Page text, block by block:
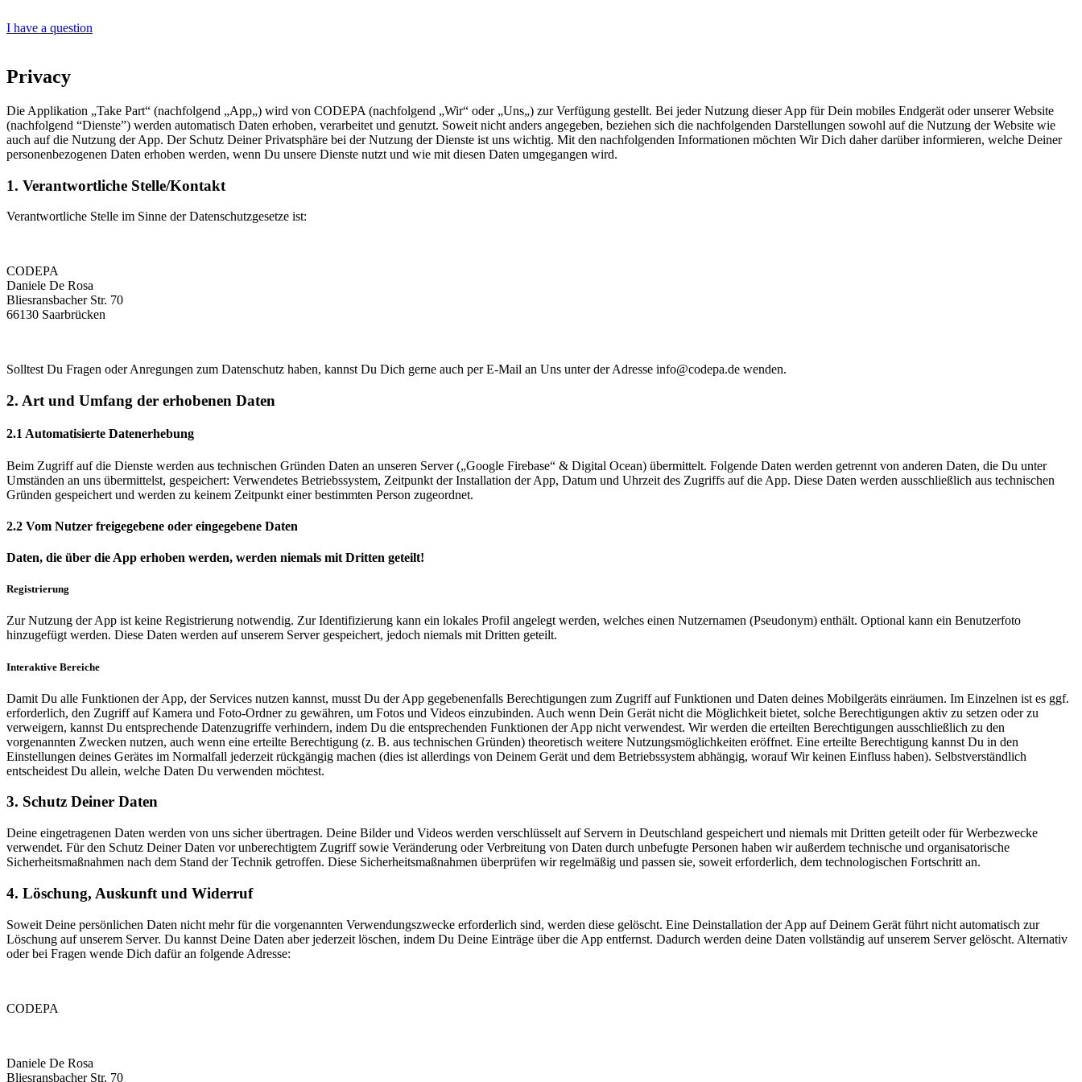
I have a question
Privacy
Die Applikation „Take Part“ (nachfolgend „App„) wird von CODEPA (nachfolgend „Wir“ oder „Uns„) zur Verfügung gestellt. Bei jeder Nutzung dieser App für Dein mobiles Endgerät oder unserer Website
(nachfolgend “Dienste”) werden automatisch Daten erhoben, verarbeitet und genutzt. Soweit nicht anders angegeben, beziehen sich die nachfolgenden Darstellungen sowohl auf die Nutzung der Website wie
auch auf die Nutzung der App. Der Schutz Deiner Privatsphäre bei der Nutzung der Dienste ist uns wichtig. Mit den nachfolgenden Informationen möchten Wir Dich daher darüber informieren, welche Deiner
personenbezogenen Daten erhoben werden, wenn Du unsere Dienste nutzt und wie mit diesen Daten umgegangen wird.
1. Verantwortliche Stelle/Kontakt
Verantwortliche Stelle im Sinne der Datenschutzgesetze ist:
CODEPA
Daniele De Rosa
Bliesransbacher Str. 70
66130 Saarbrücken
Solltest Du Fragen oder Anregungen zum Datenschutz haben, kannst Du Dich gerne auch per E-Mail an Uns unter der Adresse info@codepa.de wenden.
2. Art und Umfang der erhobenen Daten
2.1 Automatisierte Datenerhebung
Beim Zugriff auf die Dienste werden aus technischen Gründen Daten an unseren Server („Google Firebase“ & Digital Ocean) übermittelt. Folgende Daten werden getrennt von anderen Daten, die Du unter
Umständen an uns übermittelst, gespeichert: Verwendetes Betriebssystem, Zeitpunkt der Installation der App, Datum und Uhrzeit des Zugriffs auf die App. Diese Daten werden ausschließlich aus technischen
Gründen gespeichert und werden zu keinem Zeitpunkt einer bestimmten Person zugeordnet.
2.2 Vom Nutzer freigegebene oder eingegebene Daten
Daten, die über die App erhoben werden, werden niemals mit Dritten geteilt!
Registrierung
Zur Nutzung der App ist keine Registrierung notwendig. Zur Identifizierung kann ein lokales Profil angelegt werden, welches einen Nutzernamen (Pseudonym) enthält. Optional kann ein Benutzerfoto
hinzugefügt werden. Diese Daten werden auf unserem Server gespeichert, jedoch niemals mit Dritten geteilt.
Interaktive Bereiche
Damit Du alle Funktionen der App, der Services nutzen kannst, musst Du der App gegebenenfalls Berechtigungen zum Zugriff auf Funktionen und Daten deines Mobilgeräts einräumen. Im Einzelnen ist es ggf.
erforderlich, den Zugriff auf Kamera und Foto-Ordner zu gewähren, um Fotos und Videos einzubinden. Auch wenn Dein Gerät nicht die Möglichkeit bietet, solche Berechtigungen aktiv zu setzen oder zu
verweigern, kannst Du entsprechende Datenzugriffe verhindern, indem Du die entsprechenden Funktionen der App nicht verwendest. Wir werden die erteilten Berechtigungen ausschließlich zu den
vorgenannten Zwecken nutzen, auch wenn eine erteilte Berechtigung (z. B. aus technischen Gründen) theoretisch weitere Nutzungsmöglichkeiten eröffnet. Eine erteilte Berechtigung kannst Du in den
Einstellungen deines Gerätes im Normalfall jederzeit rückgängig machen (dies ist allerdings von Deinem Gerät und dem Betriebssystem abhängig, worauf Wir keinen Einfluss haben). Selbstverständlich
entscheidest Du allein, welche Daten Du verwenden möchtest.
3. Schutz Deiner Daten
Deine eingetragenen Daten werden von uns sicher übertragen. Deine Bilder und Videos werden verschlüsselt auf Servern in Deutschland gespeichert und niemals mit Dritten geteilt oder für Werbezwecke
verwendet. Für den Schutz Deiner Daten vor unberechtigtem Zugriff sowie Veränderung oder Verbreitung von Daten durch unbefugte Personen haben wir außerdem technische und organisatorische
Sicherheitsmaßnahmen nach dem Stand der Technik getroffen. Diese Sicherheitsmaßnahmen überprüfen wir regelmäßig und passen sie, soweit erforderlich, dem technologischen Fortschritt an.
4. Löschung, Auskunft und Widerruf
Soweit Deine persönlichen Daten nicht mehr für die vorgenannten Verwendungszwecke erforderlich sind, werden diese gelöscht. Eine Deinstallation der App auf Deinem Gerät führt nicht automatisch zur
Löschung auf unserem Server. Du kannst Deine Daten aber jederzeit löschen, indem Du Deine Einträge über die App entfernst. Dadurch werden deine Daten vollständig auf unserem Server gelöscht. Alternativ
oder bei Fragen wende Dich dafür an folgende Adresse:
CODEPA
Daniele De Rosa
Bliesransbacher Str. 70